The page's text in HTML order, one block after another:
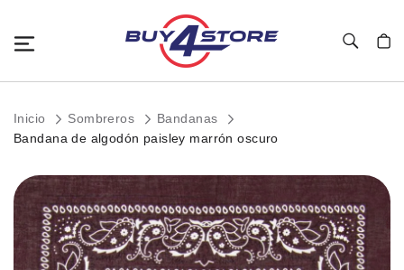
Inicio Sombreros
Bandanas
Bandana de algodón paisley marrón oscuro
Saltar
al
final
de